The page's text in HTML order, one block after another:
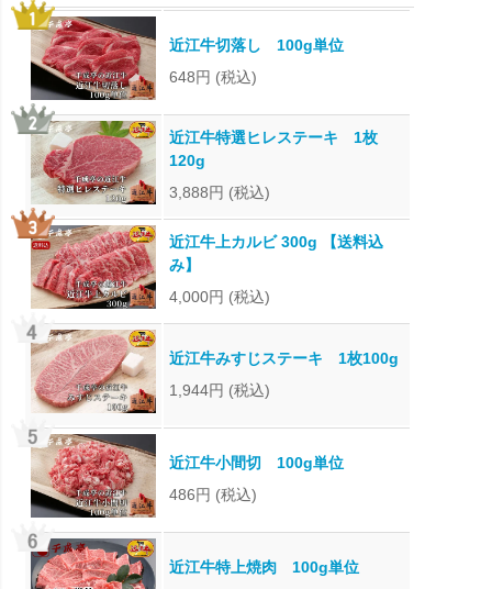
近江牛切落し 100g単位
648円 (税込)
近江牛特選ヒレステーキ 1枚
120g
3,888円 (税込)
近江牛上カルビ 300g 【送料込
み】
4,000円 (税込)
近江牛みすじステーキ 1枚100g
1,944円 (税込)
近江牛小間切 100g単位
486円 (税込)
近江牛特上焼肉 100g単位